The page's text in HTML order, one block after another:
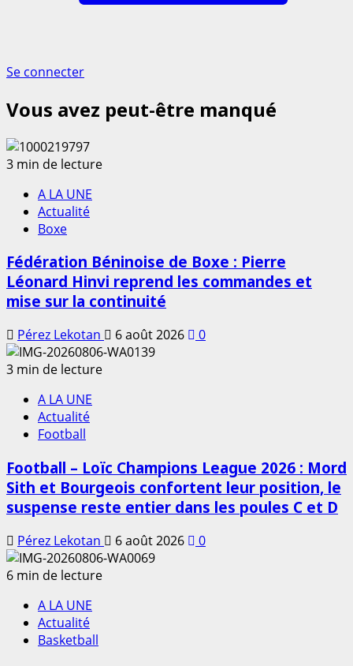
Se connecter
Vous avez peut-être manqué
3 min de lecture
A LA UNE
Actualité
Boxe
Fédération Béninoise de Boxe : Pierre
Léonard Hinvi reprend les commandes et
mise sur la continuité
Pérez Lekotan 6 août 2026
0
3 min de lecture
A LA UNE
Actualité
Football
Football – Loïc Champions League 2026 : Mord
Sith et Bourgeois confortent leur position, le
suspense reste entier dans les poules C et D
Pérez Lekotan 6 août 2026
0
6 min de lecture
A LA UNE
Actualité
Basketball